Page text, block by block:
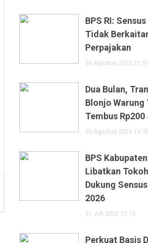
BPS RI:
Tidak
Perpajakan
06 Agustus 2026 21:57
Dua Bulan,
Blonjo Warung
Tembus
05 Agustus 2026 19:30
BPS
Libatkan
Dukung
2026
31 Juli 2026 15:10
Perkuat Basis